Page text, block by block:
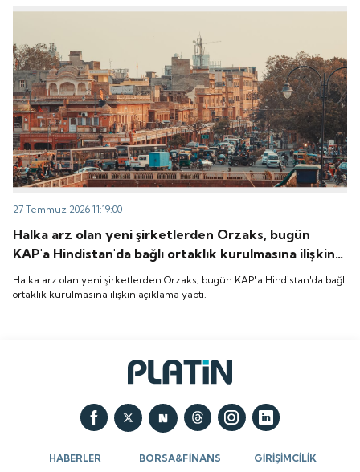
27 Temmuz 2026 11:19:00
Halka arz olan yeni şirketlerden Orzaks, bugün
KAP'a Hindistan'da bağlı ortaklık kurulmasına ilişkin
açıklama yaptı.
Halka arz olan yeni şirketlerden Orzaks, bugün KAP'a Hindistan'da bağlı
ortaklık kurulmasına ilişkin açıklama yaptı.
HABERLER BORSA&FİNANS GİRİŞİMCİLİK